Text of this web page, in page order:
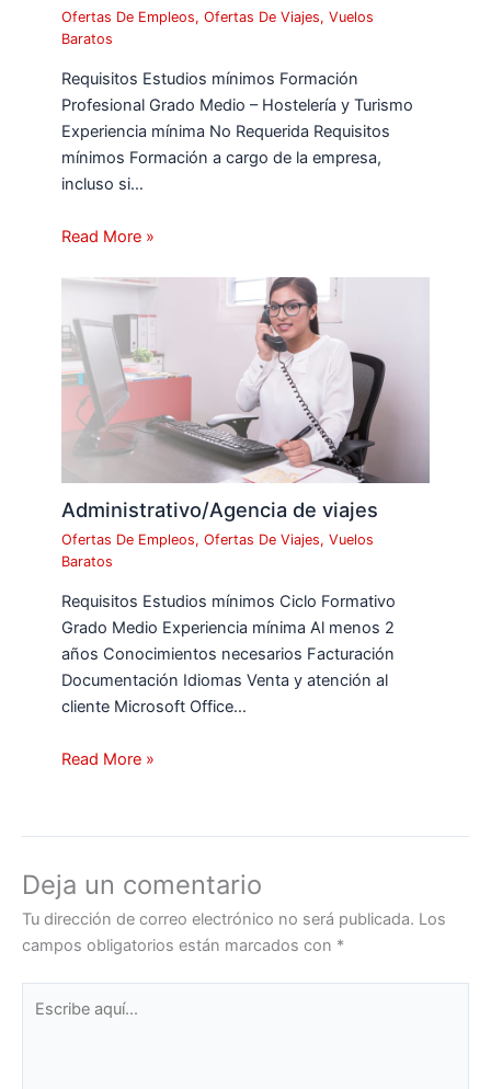
Ofertas De Empleos,Ofertas De Viajes,Vuelos
Baratos
Requisitos Estudios mínimos Formación
Profesional Grado Medio – Hostelería y Turismo
Experiencia mínima No Requerida Requisitos
mínimos Formación a cargo de la empresa,
incluso si…
Read More »
Administrativo/Agencia de viajes
Ofertas De Empleos,Ofertas De Viajes,Vuelos
Baratos
Requisitos Estudios mínimos Ciclo Formativo
Grado Medio Experiencia mínima Al menos 2
años Conocimientos necesarios Facturación
Documentación Idiomas Venta y atención al
cliente Microsoft Office…
Read More »
Deja un comentario
Tu dirección de correo electrónico no será publicada. Los
campos obligatorios están marcados con *
aquí...